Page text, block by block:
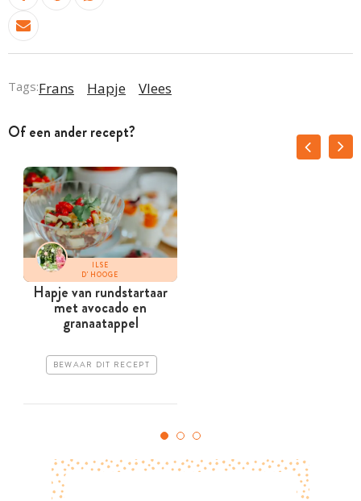
Tags:Frans Hapje Vlees
Of een ander recept?
ILSE
D'HOOGE
Hapje van rundstartaar
met avocado en
granaatappel
BEWAAR DIT RECEPT